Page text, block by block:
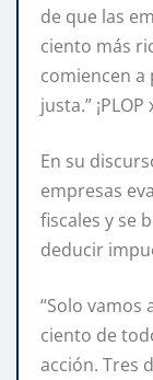
de que las
ciento más
comiencen a
justa.” ¡PLOP
En su
empresas
fiscales y se
deducir
“Solo vamos
ciento de
acción. Tres